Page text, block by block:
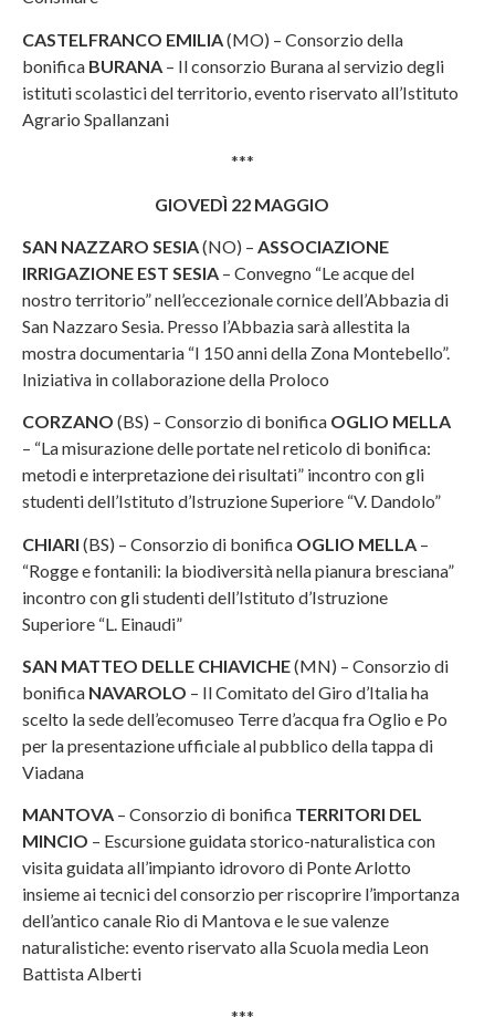
CASTELFRANCO EMILIA(MO) – Consorzio della
bonifica BURANA – Il consorzio Burana al servizio degli
istituti scolastici del territorio, evento riservato all’Istituto
Agrario Spallanzani
***
GIOVEDÌ 22 MAGGIO
SAN NAZZARO SESIA(NO) – ASSOCIAZIONE
IRRIGAZIONE EST SESIA – Convegno “Le acque del
nostro territorio” nell’eccezionale cornice dell’Abbazia di
San Nazzaro Sesia. Presso l’Abbazia sarà allestita la
mostra documentaria “I 150 anni della Zona Montebello”.
Iniziativa in collaborazione della Proloco
CORZANO (BS) – Consorzio di bonifica OGLIO MELLA
– “La misurazione delle portate nel reticolo di bonifica:
metodi e interpretazione dei risultati” incontro con gli
studenti dell’Istituto d’Istruzione Superiore “V. Dandolo”
CHIARI (BS) – Consorzio di bonifica OGLIO MELLA –
“Rogge e fontanili: la biodiversità nella pianura bresciana”
incontro con gli studenti dell’Istituto d’Istruzione
Superiore “L. Einaudi”
SAN MATTEO DELLE CHIAVICHE(MN) – Consorzio di
bonifica NAVAROLO – Il Comitato del Giro d’Italia ha
scelto la sede dell’ecomuseo Terre d’acqua fra Oglio e Po
per la presentazione ufficiale al pubblico della tappa di
Viadana
MANTOVA – Consorzio di bonifica TERRITORI DEL
MINCIO – Escursione guidata storico-naturalistica con
visita guidata all’impianto idrovoro di Ponte Arlotto
insieme ai tecnici del consorzio per riscoprire l’importanza
dell’antico canale Rio di Mantova e le sue valenze
naturalistiche: evento riservato alla Scuola media Leon
Battista Alberti
***